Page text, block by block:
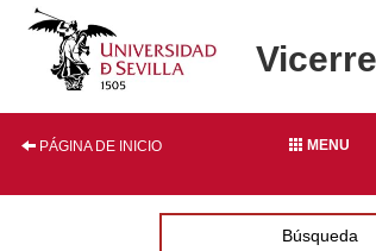
PÁGINA DE INICIO MENU
Búsqueda